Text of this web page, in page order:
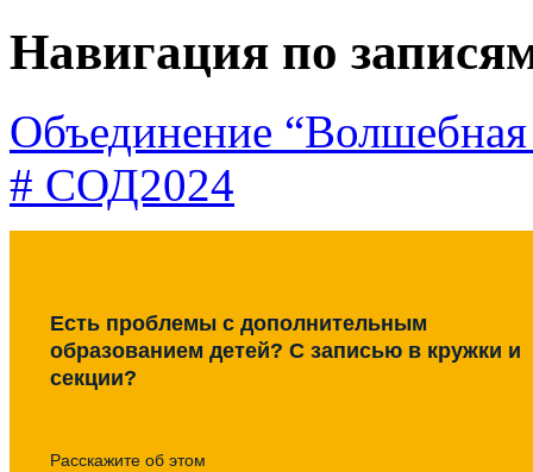
Навигация по
Объединение “Волшебная
# СОД2024
Есть проблемы с дополнительным
образованием детей? С записью в кружки и
секции?
Расскажите об этом